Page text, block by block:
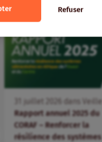
Refuser
juillet dans
Veille
Rapport annuel 2025 du
CORAF – Renforcer la
résilience des systèmes